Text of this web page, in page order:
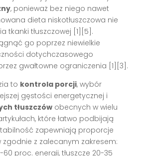
, ponieważ bez niego nawet
dieta niskotłuszczowa nie
tkanki tłuszczowej [1][5].
go poprzez niewielkie
dotychczasowego
gwałtowne ograniczenia [1][3].
to kontrola porcji, wybór
gęstości energetycznej i
tłuszczów obecnych w wielu
które łatwo podbijają
zapewniają proporcje
zgodnie z zalecanym zakresem:
proc. energii, tłuszcze 20-35